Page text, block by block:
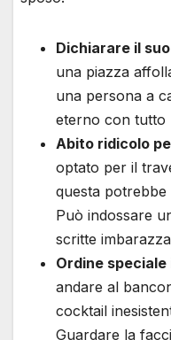
Dichiarare il
una piazza
una persona a
eterno con tutto
Abito ridicolo
optato per il
questa
Può indossare
scritte
Ordine speciale
andare al
cocktail
Guardare la